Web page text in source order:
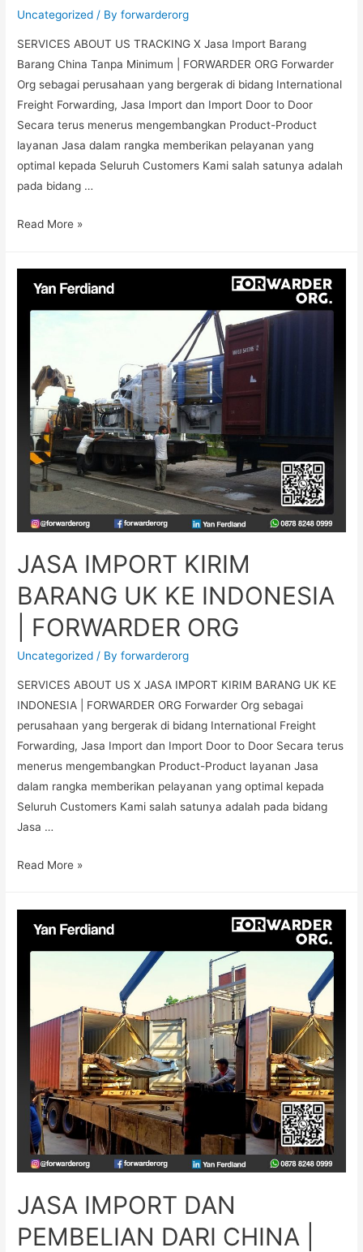
Uncategorized / Byforwarderorg
SERVICES ABOUT US TRACKING X Jasa Import Barang
Barang China Tanpa Minimum | FORWARDER ORG Forwarder
Org sebagai perusahaan yang bergerak di bidang International
Freight Forwarding, Jasa Import dan Import Door to Door
Secara terus menerus mengembangkan Product-Product
layanan Jasa dalam rangka memberikan pelayanan yang
optimal kepada Seluruh Customers Kami salah satunya adalah
pada bidang …
Read More »
JASA IMPORT KIRIM
BARANG UK KE INDONESIA
| FORWARDER ORG
Uncategorized / Byforwarderorg
SERVICES ABOUT US X JASA IMPORT KIRIM BARANG UK KE
INDONESIA | FORWARDER ORG Forwarder Org sebagai
perusahaan yang bergerak di bidang International Freight
Forwarding, Jasa Import dan Import Door to Door Secara terus
menerus mengembangkan Product-Product layanan Jasa
dalam rangka memberikan pelayanan yang optimal kepada
Seluruh Customers Kami salah satunya adalah pada bidang
Jasa …
Read More »
JASA IMPORT DAN
PEMBELIAN DARI CHINA |